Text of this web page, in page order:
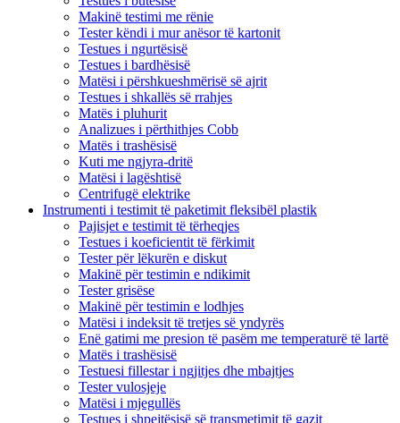
Makinë testimi me rënie
Tester këndi i mur anësor të kartonit
Testues i ngurtësisë
Testues i bardhësisë
Matësi i përshkueshmërisë së ajrit
Testues i shkallës së rrahjes
Matës i pluhurit
Analizues i përthithjes Cobb
Matës i trashësisë
Kuti me ngjyra-dritë
Matësi i lagështisë
Centrifugë elektrike
Instrumenti i testimit të paketimit fleksibël plastik
Pajisjet e testimit të tërheqjes
Testues i koeficientit të fërkimit
Tester për lëkurën e diskut
Makinë për testimin e ndikimit
Tester grisëse
Makinë për testimin e lodhjes
Matësi i indeksit të tretjes së yndyrës
Enë gatimi me presion të pasëm me temperaturë të lartë
Matës i trashësisë
Testuesi fillestar i ngjitjes dhe mbajtjes
Tester vulosjeje
Matësi i mjegullës
Testues i shpejtësisë së transmetimit të gazit